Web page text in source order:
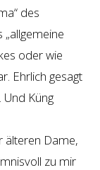
des
„allgemeine
oder wie
Ehrlich gesagt
Küng
älteren Dame,
zu mir